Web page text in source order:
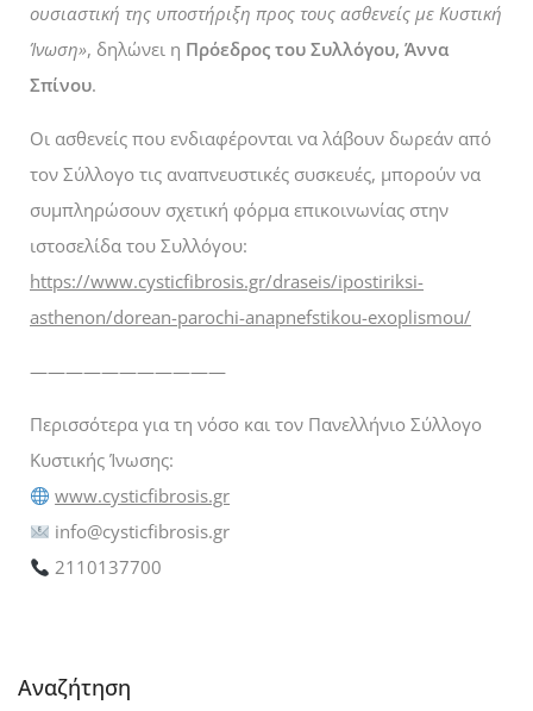
ουσιαστική της υποστήριξη προς τους ασθενείς με Κυστική
Ίνωση», δηλώνει η Πρόεδρος του Συλλόγου, Άννα
Σπίνου.
Οι ασθενείς που ενδιαφέρονται να λάβουν δωρεάν από
τον Σύλλογο τις αναπνευστικές συσκευές, μπορούν να
συμπληρώσουν σχετική φόρμα επικοινωνίας στην
ιστοσελίδα του Συλλόγου:
https://www.cysticfibrosis.gr/draseis/ipostiriksi-
asthenon/dorean-parochi-anapnefstikou-exoplismou/
———————————
Περισσότερα για τη νόσο και τον Πανελλήνιο Σύλλογο
Κυστικής Ίνωσης:
www.cysticfibrosis.gr
info@cysticfibrosis.gr
2110137700
Αναζήτηση